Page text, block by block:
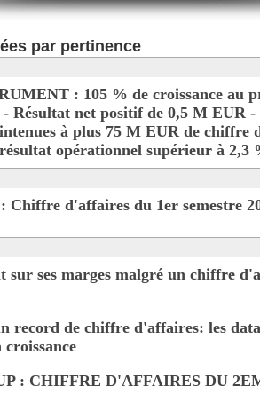
par pertinence
: 105 % de croissance au
- Résultat net positif de 0,5 M EUR -
à plus 75 M EUR de chiffre
opérationnel supérieur à 2,3
d'affaires du 1er semestre
sur ses marges malgré un chiffre
record de chiffre d'affaires: les
: CHIFFRE D'AFFAIRES DU